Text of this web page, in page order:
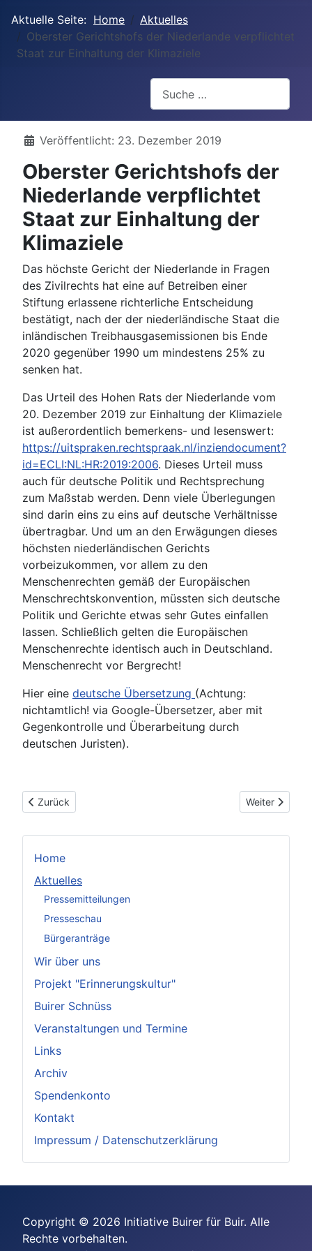
Aktuelle Seite: Home
Aktuelles
Oberster Gerichtshofs der Niederlande verpflichtet
Staat zur Einhaltung der Klimaziele
Home
Aktuelles
Pressemitteilungen
Presseschau
Bürgeranträge
Wir über uns
Projekt "Erinnerungskultur"
Buirer Schnüss
Veranstaltungen und Termine
Links
Archiv
Spendenkonto
Kontakt
Impressum / Datenschutzerklärung
Details
Veröffentlicht: 23. Dezember 2019
Oberster Gerichtshofs der
Niederlande verpflichtet
Staat zur Einhaltung der
Klimaziele
Das höchste Gericht der Niederlande in Fragen
des Zivilrechts hat eine auf Betreiben einer
Stiftung erlassene richterliche Entscheidung
bestätigt, nach der der niederländische Staat die
inländischen Treibhausgasemissionen bis Ende
2020 gegenüber 1990 um mindestens 25% zu
senken hat.
Das Urteil des Hohen Rats der Niederlande vom
20. Dezember 2019 zur Einhaltung der Klimaziele
ist außerordentlich bemerkens- und lesenswert:
https://uitspraken.rechtspraak.nl/inziendocument?
id=ECLI:NL:HR:2019:2006. Dieses Urteil muss
auch für deutsche Politik und Rechtsprechung
zum Maßstab werden. Denn viele Überlegungen
sind darin eins zu eins auf deutsche Verhältnisse
übertragbar. Und um an den Erwägungen dieses
höchsten niederländischen Gerichts
vorbeizukommen, vor allem zu den
Menschenrechten gemäß der Europäischen
Menschrechtskonvention, müssten sich deutsche
Politik und Gerichte etwas sehr Gutes einfallen
lassen. Schließlich gelten die Europäischen
Menschenrechte identisch auch in Deutschland.
Menschenrecht vor Bergrecht!
Hier eine deutsche Übersetzung (Achtung:
nichtamtlich! via Google-Übersetzer, aber mit
Gegenkontrolle und Überarbeitung durch
deutschen Juristen).
Vorheriger Beitrag: Stimmen zur Einigung über den
Zurück Nächster
Weiter
Copyright © 2026 Initiative Buirer für Buir. Alle
Rechte vorbehalten.